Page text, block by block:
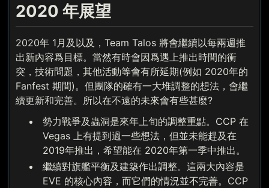
2020 年展望
2020年 1月及以及，Team Talos 將會繼續以每兩週推
出新內容爲目標。當然有時會因爲遇上推出時間的衝
突，技術問題，其他活動等會有所延期(例如 2020年的
Fanfest 期間)。但團隊的確有一大堆調整的想法，會繼
續更新和完善。所以在不遠的未來會有些甚麼?
勢力戰爭及蟲洞是來年上旬的調整重點。CCP 在
Vegas 上有提到過一些想法，但並未能趕及在
2019年推出，希望能在 2020年第一季中推出。
繼續對旗艦平衡及建築作出調整。這兩大內容是
EVE 的核心內容，而它們的情況並不完善。CCP